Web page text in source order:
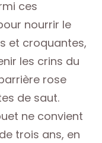
ces
nourrir le
et croquantes,
les crins du
rose
de saut.
ne convient
trois ans, en